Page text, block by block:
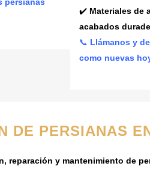
✔️ Materiales de
acabados
📞 Llámanos y
como nuevas
DE PERSIANAS
reparación y mantenimiento de